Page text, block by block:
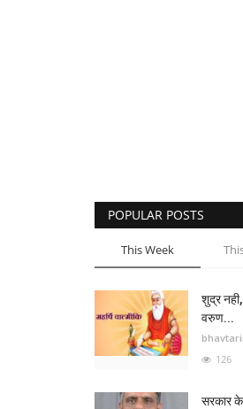
POPULAR POSTS
This Week
शुद्र नही,
वरुण...
126
सरकार के